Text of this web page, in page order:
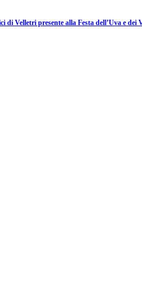
di Velletri presente alla Festa dell’Uva e dei